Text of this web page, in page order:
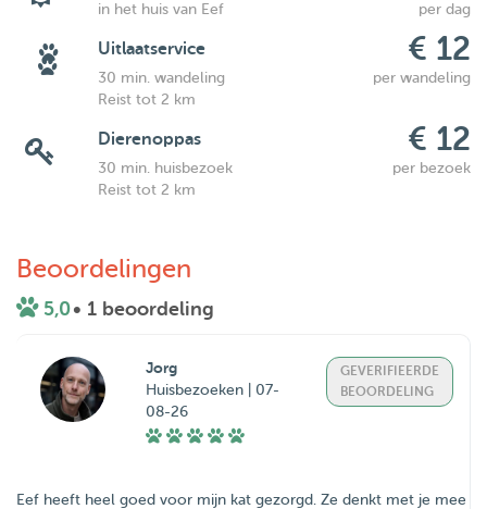
in het huis van Eef per dag
Uitlaatservice € 12
30 min. wandeling
per wandeling
Reist tot 2 km
Dierenoppas € 12
30 min. huisbezoek
per bezoek
Reist tot 2 km
Beoordelingen
5,0• 1 beoordeling
Jorg
Huisbezoeken | 07-
08-26
GEVERIFIEERDE
BEOORDELING
Eef heeft heel goed voor mijn kat gezorgd. Ze denkt met je mee